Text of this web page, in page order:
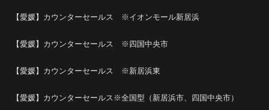
【愛媛】カウンターセールス ※イオンモール新居浜
【愛媛】カウンターセールス ※四国中央市
【愛媛】カウンターセールス ※新居浜東
【愛媛】カウンターセールス※全国型（新居浜市、四国中央市）